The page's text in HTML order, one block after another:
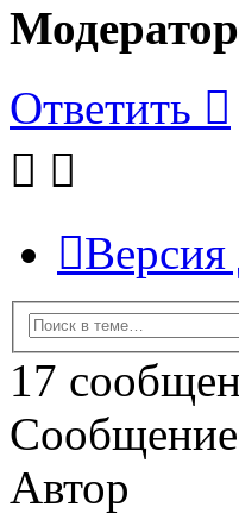
Ответить
Версия
17
Сообщение
Автор